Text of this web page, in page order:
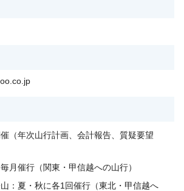
（年次山行計画、会計報告、質疑要望
月催行（関東・甲信越への山行）
：夏・秋に各1回催行（東北・甲信越へ